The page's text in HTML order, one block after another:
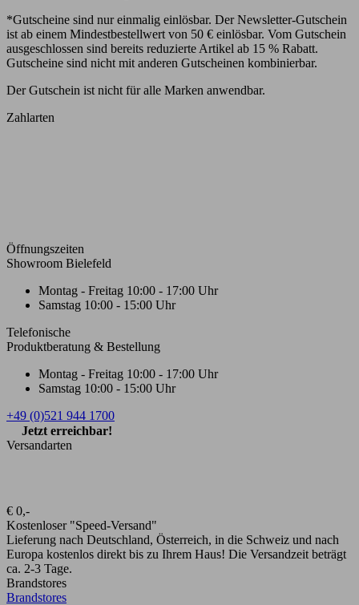
*Gutscheine sind nur einmalig einlösbar. Der Newsletter-Gutschein
ist ab einem Mindestbestellwert von 50 € einlösbar. Vom Gutschein
ausgeschlossen sind bereits reduzierte Artikel ab 15 % Rabatt.
Gutscheine sind nicht mit anderen Gutscheinen kombinierbar.
Der Gutschein ist nicht für alle Marken anwendbar.
Zahlarten
Öffnungszeiten
Showroom Bielefeld
Montag - Freitag 10:00 - 17:00 Uhr
Samstag 10:00 - 15:00 Uhr
Telefonische
Produktberatung & Bestellung
Montag - Freitag 10:00 - 17:00 Uhr
Samstag 10:00 - 15:00 Uhr
+49 (0)521 944 1700
Jetzt erreichbar!
Versandarten
€ 0,-
Kostenloser "Speed-Versand"
Lieferung nach Deutschland, Österreich, in die Schweiz und nach
Europa kostenlos direkt bis zu Ihrem Haus! Die Versandzeit beträgt
ca. 2-3 Tage.
Brandstores
Brandstores